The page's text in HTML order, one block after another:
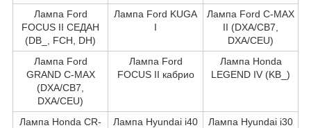
Лампа Ford
FOCUS II СЕДАН
(DB_, FCH, DH)
Лампа Ford KUGA
I
Лампа Ford C-MAX
II (DXA/CB7,
DXA/CEU)
Лампа Ford
GRAND C-MAX
(DXA/CB7,
DXA/CEU)
Лампа Ford
FOCUS II кабрио
Лампа Honda
LEGEND IV (KB_)
Лампа Honda CR-
Лампа Hyundai i40
Лампа Hyundai i30